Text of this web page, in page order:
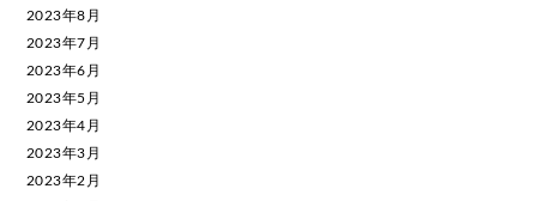
2023年8月
2023年7月
2023年6月
2023年5月
2023年4月
2023年3月
2023年2月